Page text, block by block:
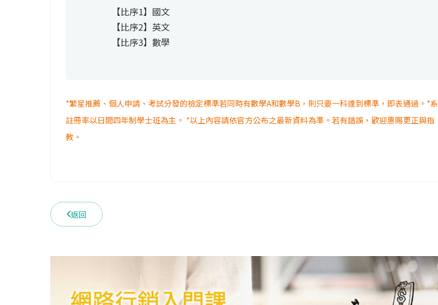
【比序1】國文
【比序2】英文
【比序3】數學
*繁星推薦、個人申請、考試分發的檢定標準若同時有數學A和數學B，則只要一科達到標準，即表通過。*系
註冊率以日間四年制學士班為主。 *以上內容請依官方公布之最新資料為準。若有錯誤，歡迎惠賜更正與指
教。
返回